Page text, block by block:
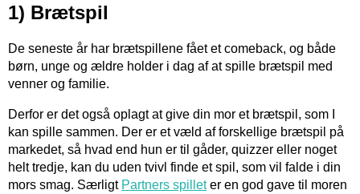
1) Brætspil
De seneste år har brætspillene fået et comeback, og både
børn, unge og ældre holder i dag af at spille brætspil med
venner og familie.
Derfor er det også oplagt at give din mor et brætspil, som I
kan spille sammen. Der er et væld af forskellige brætspil på
markedet, så hvad end hun er til gåder, quizzer eller noget
helt tredje, kan du uden tvivl finde et spil, som vil falde i din
mors smag. Særligt Partners spilleter en god gave til moren